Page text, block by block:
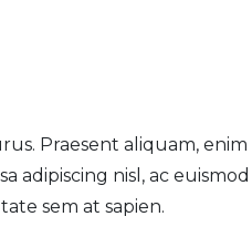
Praesent aliquam, enim
adipiscing nisl, ac euismod
sem at sapien.